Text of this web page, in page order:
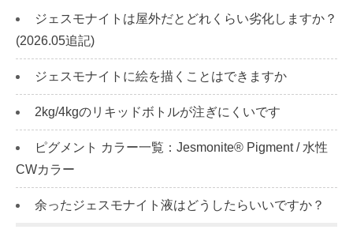
ジェスモナイトは屋外だとどれくらい劣化しますか？
(2026.05追記)
ジェスモナイトに絵を描くことはできますか
2kg/4kgのリキッドボトルが注ぎにくいです
ピグメント カラー一覧：Jesmonite® Pigment / 水性
CWカラー
余ったジェスモナイト液はどうしたらいいですか？